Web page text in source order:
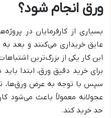
ورق انجام شود؟
بسیاری از کارفرمایان در
عایق خریداری می‌کنند و بعد
این کار یکی از بزرگ‌ترین
برای خرید دقیق ورق، ابتدا
سپس با توجه به عرض ورق‌ها،
عجولانه معمولاً باعث می‌شود
حد خرید کند.